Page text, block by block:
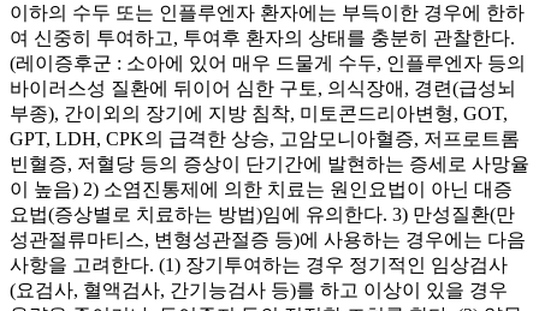
이하의 수두 또는 인플루엔자 환자에는 부득이한 경우에 한하
여 신중히 투여하고, 투여후 환자의 상태를 충분히 관찰한다.
(레이증후군 : 소아에 있어 매우 드물게 수두, 인플루엔자 등의
바이러스성 질환에 뒤이어 심한 구토, 의식장애, 경련(급성뇌
부종), 간이외의 장기에 지방 침착, 미토콘드리아변형, GOT,
GPT, LDH, CPK의 급격한 상승, 고암모니아혈증, 저프로트롬
빈혈증, 저혈당 등의 증상이 단기간에 발현하는 증세로 사망율
이 높음) 2) 소염진통제에 의한 치료는 원인요법이 아닌 대증
요법(증상별로 치료하는 방법)임에 유의한다. 3) 만성질환(만
성관절류마티스, 변형성관절증 등)에 사용하는 경우에는 다음
사항을 고려한다. (1) 장기투여하는 경우 정기적인 임상검사
(요검사, 혈액검사, 간기능검사 등)를 하고 이상이 있을 경우